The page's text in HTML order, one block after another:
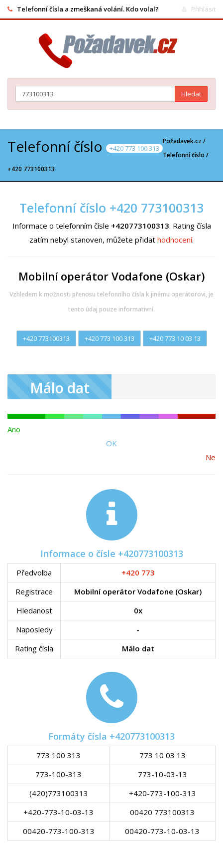
Telefonní čísla a zmeškaná volání. Kdo volal? Přihlásit
Hledat
Telefonní číslo +420 773 100 313
Požadavek.cz /
Telefonní číslo /
+420 773100313
Telefonní číslo +420 773100313
Informace o telefonním čísle +420773100313. Rating čísla
zatím nebyl stanoven, můžete přidat hodnocení.
Mobilní operátor Vodafone (Oskar)
Vzhledem k možnosti přenosu telefonního čísla k jinému operátorovi, je
tento údaj pouze informativní.
+420 773100313 +420 773 100 313 +420 773 10 03 13
Málo dat
Ano
OK
Ne
Informace o čísle +420773100313
Předvolba
+420 773
Registrace
Mobilní operátor Vodafone (Oskar)
Hledanost
0x
Naposledy
-
Rating čísla
Málo dat
Formáty čísla +420773100313
773 100 313
773 10 03 13
773-100-313
773-10-03-13
(420)773100313
+420-773-100-313
+420-773-10-03-13
00420 773100313
00420-773-100-313
00420-773-10-03-13